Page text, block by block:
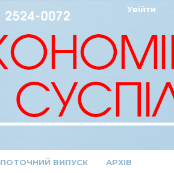
ПОТОЧНИЙ ВИПУСК АРХІВ
Увійти